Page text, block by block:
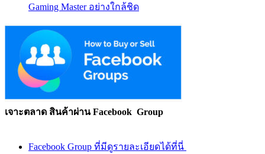
Gaming Master อย่างใกล้ชิด
เจาะตลาด สินค้าผ่าน Facebook Group
Facebook Group ที่มีดูรายละเอียดได้ที่นี่